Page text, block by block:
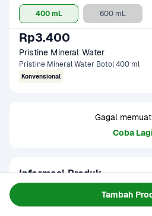
Tambah
400 mL 600 mL
Rp3.400
Pristine Mineral Water
Pristine Mineral Water Botol 400 ml
Konvensional
Gagal
Coba Lagi
Informasi Produk
Pristine Mineral Water 600 ml
kemasan yang melalui proses